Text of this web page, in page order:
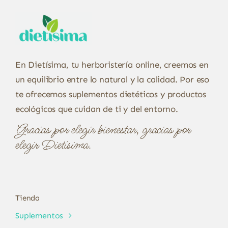
En Dietísima, tu herboristería online, creemos en
un equilibrio entre lo natural y la calidad. Por eso
te ofrecemos suplementos dietéticos y productos
ecológicos que cuidan de ti y del entorno.
Gracias por elegir bienestar, gracias por
elegir Dietísima.
Tienda
Suplementos